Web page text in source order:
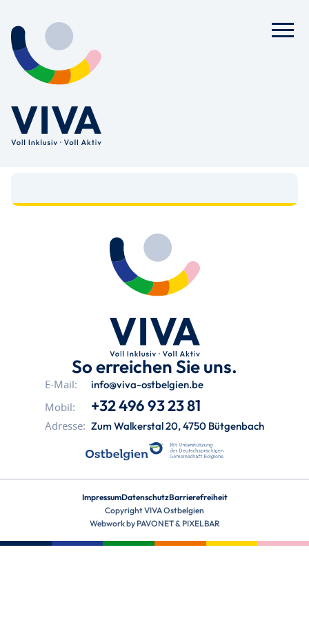
So erreichen Sie uns.
E-Mail: info@viva-ostbelgien.be
Mobil: +32 496 93 23 81
Adresse: Zum Walkerstal 20, 4750 Bütgenbach
ImpressumDatenschutzBarrierefreiheit
Copyright VIVA Ostbelgien
Webwork by PAVONET& PIXELBAR